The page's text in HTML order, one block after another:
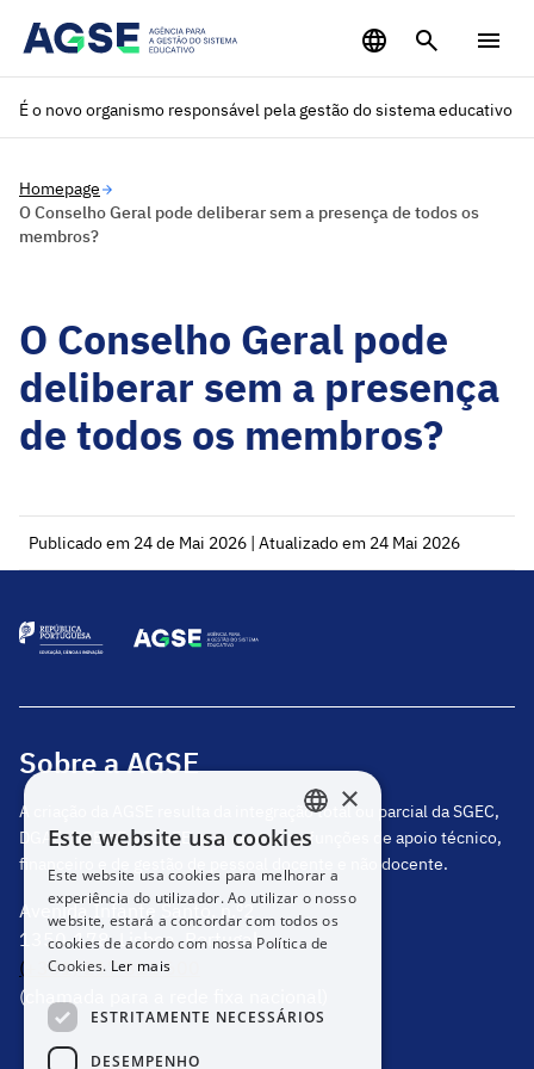
É o novo organismo responsável pela gestão do sistema educativo
Homepage
O Conselho Geral pode deliberar sem a presença de todos os
membros?
O Conselho Geral pode
deliberar sem a presença
de todos os membros?
Publicado em 24 de Mai 2026 | Atualizado em 24 Mai 2026
Sobre a AGSE
A criação da AGSE resulta da integração total ou parcial da SGEC,
DGAE, DGEstE e IGeFE, que centraliza funções de apoio técnico,
financeiro e de gestão de pessoal docente e não docente.
Avenida Infante Santo, n.º2
1350-178, Lisboa, Portugal
(+351) 217 811 600
(chamada para a rede fixa nacional)
PORTUGUESE
ENGLISH
×
Este website usa cookies
Este website usa cookies para melhorar a
experiência do utilizador. Ao utilizar o nosso
website, estará a concordar com todos os
cookies de acordo com nossa Política de
Cookies. Ler mais
ESTRITAMENTE NECESSÁRIOS
DESEMPENHO